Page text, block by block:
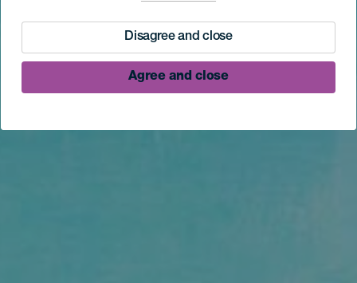
Disagree and close
Agree and close